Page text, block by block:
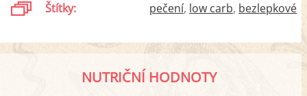
Štítky: pečení low carb bezlepkové
NUTRIČNÍ HODNOTY